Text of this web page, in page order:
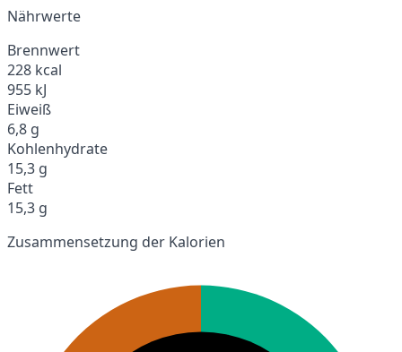
Nährwerte
Brennwert
228 kcal
955 kJ
Eiweiß
6,8 g
Kohlenhydrate
15,3 g
Fett
15,3 g
Zusammensetzung der Kalorien